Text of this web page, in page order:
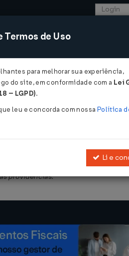
COMÉRCIO
de Transporte Rodoviário
providências.
de Uso
para melhorar sua experiência,
do site, em conformidade com a Lei
– LGPD).
leu e concorda com nossa Política
Li e